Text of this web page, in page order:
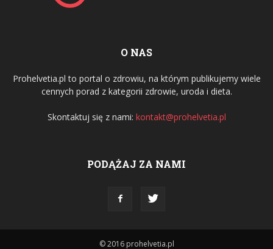
O NAS
Prohelvetia.pl to portal o zdrowiu, na którym publikujemy wiele
cennych porad z kategorii zdrowie, uroda i dieta.
Skontaktuj się z nami: kontakt@prohelvetia.pl
PODĄŻAJ ZA NAMI
© 2016 prohelvetia.pl